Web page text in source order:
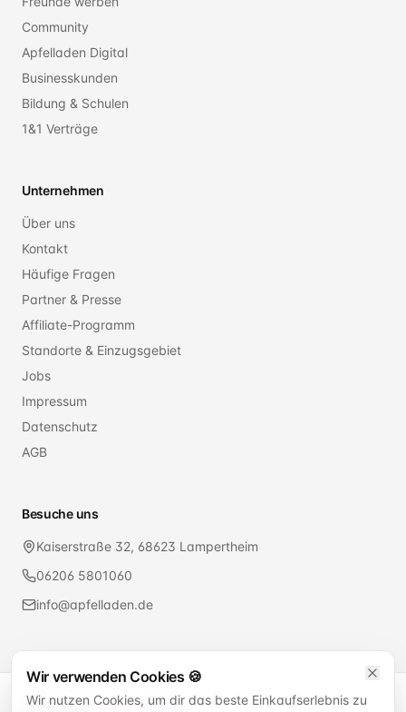
Community
Apfelladen Digital
Businesskunden
Bildung & Schulen
1&1 Verträge
Unternehmen
Über uns
Kontakt
Häufige Fragen
Partner & Presse
Affiliate-Programm
Standorte & Einzugsgebiet
Jobs
Impressum
Datenschutz
AGB
Besuche uns
Kaiserstraße 32, 68623 Lampertheim
06206 5801060
info@apfelladen.de
SICHERE BEZAHLUNG
Wir verwenden Cookies 🍪
Wir nutzen Cookies, um dir das beste Einkaufserlebnis zu